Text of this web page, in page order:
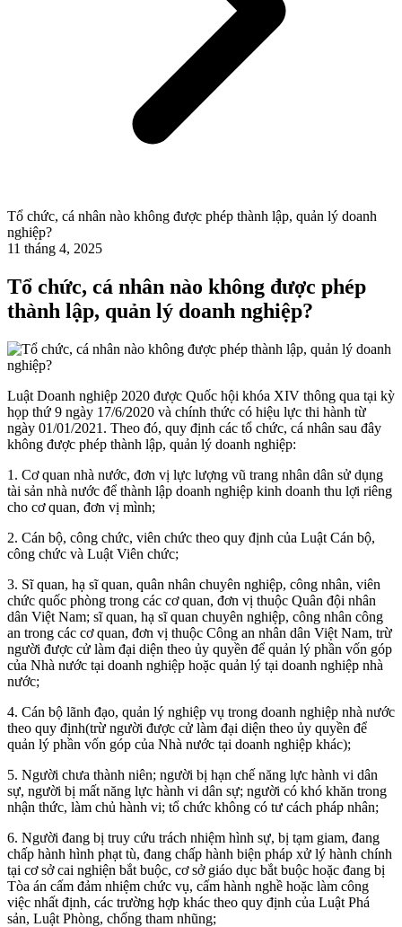
Tổ chức, cá nhân nào không được phép thành lập, quản lý doanh
nghiệp?
11 tháng 4, 2025
Tổ chức, cá nhân nào không được phép
thành lập, quản lý doanh nghiệp?
Luật Doanh nghiệp 2020 được Quốc hội khóa XIV thông qua tại kỳ
họp thứ 9 ngày 17/6/2020 và chính thức có hiệu lực thi hành từ
ngày 01/01/2021. Theo đó, quy định các tổ chức, cá nhân sau đây
không được phép thành lập, quản lý doanh nghiệp:
1. Cơ quan nhà nước, đơn vị lực lượng vũ trang nhân dân sử dụng
tài sản nhà nước để thành lập doanh nghiệp kinh doanh thu lợi riêng
cho cơ quan, đơn vị mình;
2. Cán bộ, công chức, viên chức theo quy định của Luật Cán bộ,
công chức và Luật Viên chức;
3. Sĩ quan, hạ sĩ quan, quân nhân chuyên nghiệp, công nhân, viên
chức quốc phòng trong các cơ quan, đơn vị thuộc Quân đội nhân
dân Việt Nam; sĩ quan, hạ sĩ quan chuyên nghiệp, công nhân công
an trong các cơ quan, đơn vị thuộc Công an nhân dân Việt Nam, trừ
người được cử làm đại diện theo ủy quyền để quản lý phần vốn góp
của Nhà nước tại doanh nghiệp hoặc quản lý tại doanh nghiệp nhà
nước;
4. Cán bộ lãnh đạo, quản lý nghiệp vụ trong doanh nghiệp nhà nước
theo quy định(trừ người được cử làm đại diện theo ủy quyền để
quản lý phần vốn góp của Nhà nước tại doanh nghiệp khác);
5. Người chưa thành niên; người bị hạn chế năng lực hành vi dân
sự, người bị mất năng lực hành vi dân sự; người có khó khăn trong
nhận thức, làm chủ hành vi; tổ chức không có tư cách pháp nhân;
6. Người đang bị truy cứu trách nhiệm hình sự, bị tạm giam, đang
chấp hành hình phạt tù, đang chấp hành biện pháp xử lý hành chính
tại cơ sở cai nghiện bắt buộc, cơ sở giáo dục bắt buộc hoặc đang bị
Tòa án cấm đảm nhiệm chức vụ, cấm hành nghề hoặc làm công
việc nhất định, các trường hợp khác theo quy định của Luật Phá
sản, Luật Phòng, chống tham nhũng;